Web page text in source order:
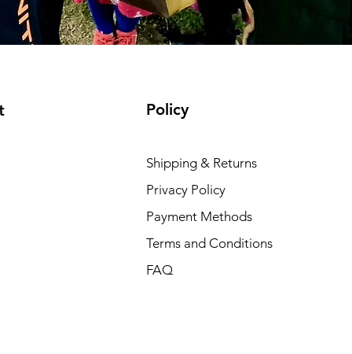
Policy
Shipping & Returns
Privacy Policy
Payment Methods
Terms and Conditions
FAQ